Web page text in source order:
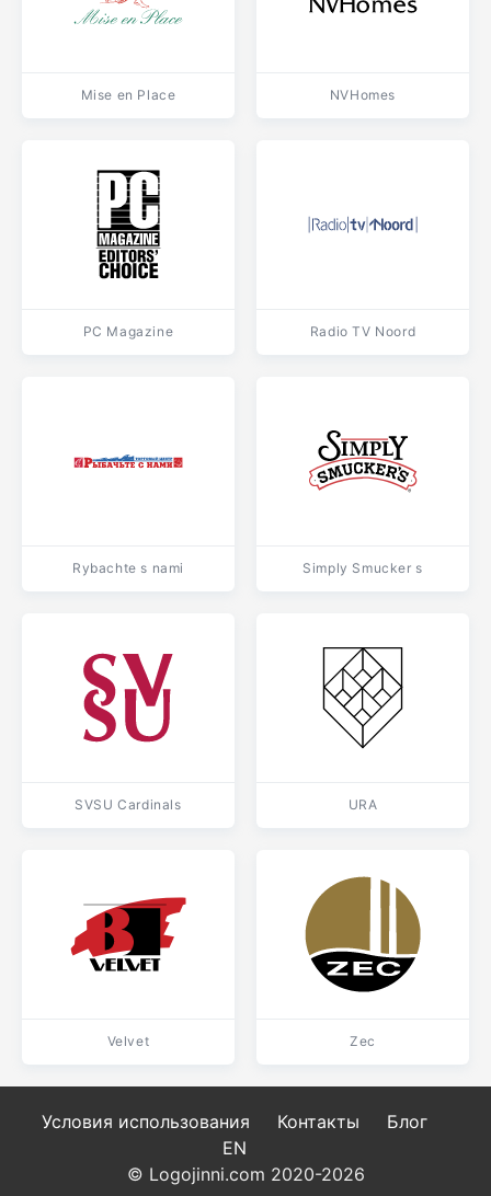
Mise en Place NVHomes
PC Magazine Radio TV Noord
Rybachte s nami Simply Smucker s
SVSU Cardinals URA
Velvet Zec
Условия использования Контакты
Блог
EN
© Logojinni.com 2020-2026